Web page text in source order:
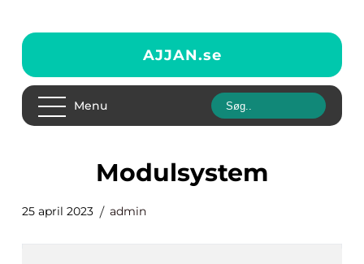
AJJAN.se
Menu
modulsystem
25 april 2023 admin